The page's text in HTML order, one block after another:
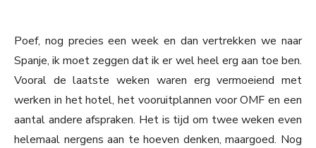
Poef, nog precies een week en dan vertrekken we naar
Spanje, ik moet zeggen dat ik er wel heel erg aan toe ben.
Vooral de laatste weken waren erg vermoeiend met
werken in het hotel, het vooruitplannen voor OMF en een
aantal andere afspraken. Het is tijd om twee weken even
helemaal nergens aan te hoeven denken, maargoed. Nog